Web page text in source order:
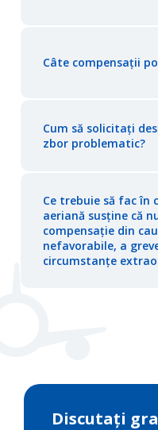
Câte compensații
Cum să solicitați
zbor problematic?
Ce trebuie să fac în
aeriană susține că
compensație din
nefavorabile, a
circumstanțe
Discutați